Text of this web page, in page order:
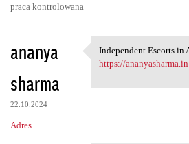
praca kontrolowana
K
o
m
e
n
ananya
sharma
22.10.2024
Adres
Independent
Independent Escorts in
https://ananyasharma.in